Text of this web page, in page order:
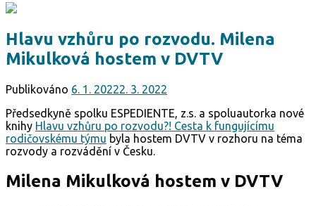
Hlavu vzhůru po rozvodu. Milena
Mikulková hostem v DVTV
Publikováno 6. 1. 20222. 3. 2022
Předsedkyně spolku ESPEDIENTE, z.s. a spoluautorka nové
knihy Hlavu vzhůru po rozvodu?! Cesta k fungujícímu
rodičovskému týmu byla hostem DVTV v rozhoru na téma
rozvody a rozvádění v Česku.
Milena Mikulková hostem v DVTV